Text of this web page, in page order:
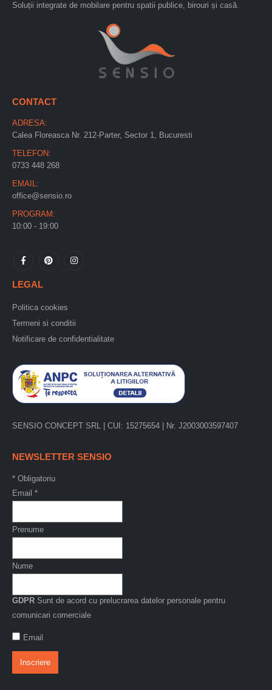
Soluții integrate de mobilare pentru spatii publice, birouri și casă.
CONTACT
ADRESA:
Calea Floreasca Nr. 212-Parter, Sector 1, Bucuresti
TELEFON:
0733 448 268
EMAIL:
office@sensio.ro
PROGRAM:
10:00 - 19:00
LEGAL
Politica cookies
Termeni si conditii
Notificare de confidentialitate
SENSIO CONCEPT SRL | CUI: 15275654 | Nr. J2003003597407
NEWSLETTER SENSIO
* Obligatoriu
Email *
Prenume
Nume
GDPR Sunt de acord cu prelucrarea datelor personale pentru
comunicari comerciale
Email